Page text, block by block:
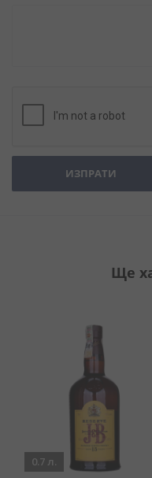
ИЗПРАТИ
Ще
0.7 л.